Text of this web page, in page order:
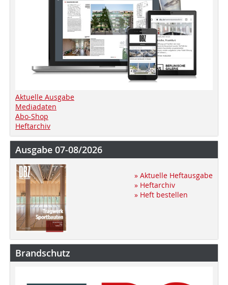
Aktuelle Ausgabe
Mediadaten
Abo-Shop
Heftarchiv
Ausgabe 07-08/2026
» Aktuelle Heftausgabe
» Heftarchiv
» Heft bestellen
Brandschutz